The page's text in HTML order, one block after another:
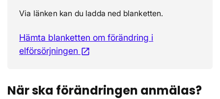
Via länken kan du ladda ned blanketten.
Hämta blanketten om förändring i
elförsörjningen open_in_new
När ska förändringen anmälas?